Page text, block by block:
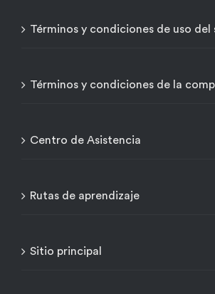
Términos y condiciones de uso del
Términos y condiciones de la
Centro de Asistencia
Rutas de aprendizaje
Sitio principal